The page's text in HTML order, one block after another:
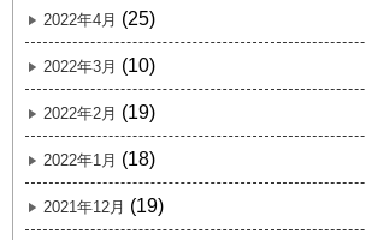
2022年4月 (25)
2022年3月 (10)
2022年2月 (19)
2022年1月 (18)
2021年12月 (19)